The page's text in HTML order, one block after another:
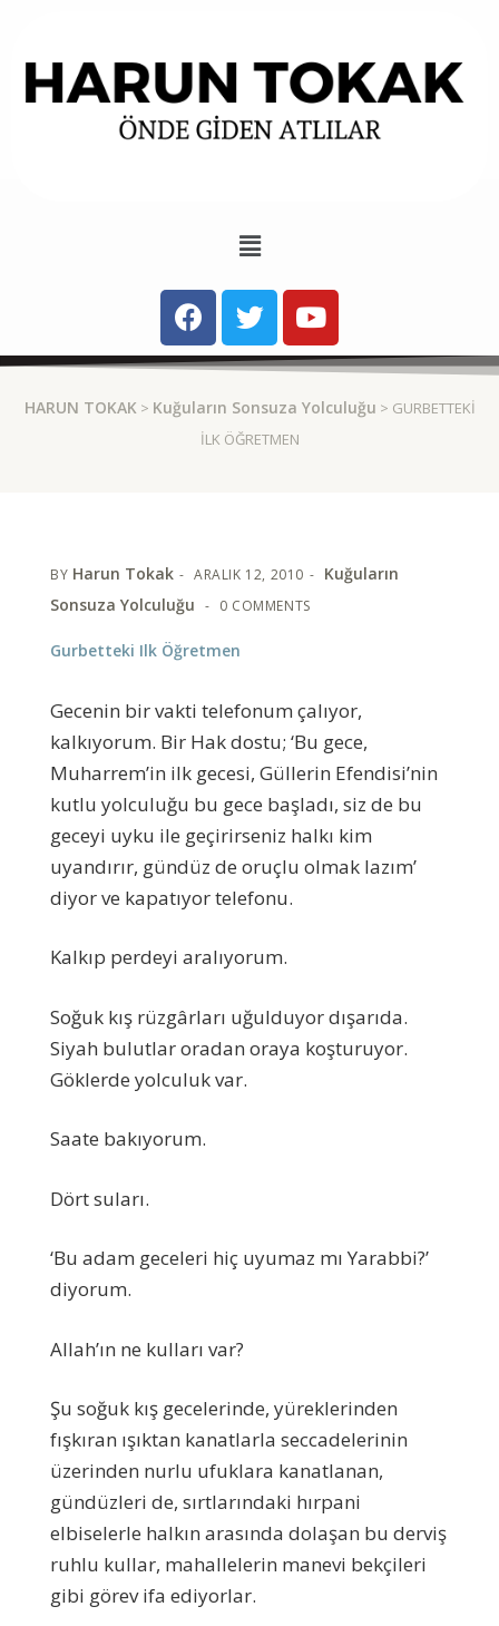
HARUN TOKAK > Kuğuların Sonsuza Yolculuğu > GURBETTEKI
ILK ÖĞRETMEN
BY Harun Tokak ARALIK 12, 2010
Kuğuların
Sonsuza Yolculuğu
0 COMMENTS
Gurbetteki Ilk Öğretmen
Gecenin bir vakti telefonum çalıyor,
kalkıyorum. Bir Hak dostu; ‘Bu gece,
Muharrem’in ilk gecesi, Güllerin Efendisi’nin
kutlu yolculuğu bu gece başladı, siz de bu
geceyi uyku ile geçirirseniz halkı kim
uyandırır, gündüz de oruçlu olmak lazım’
diyor ve kapatıyor telefonu.
Kalkıp perdeyi aralıyorum.
Soğuk kış rüzgârları uğulduyor dışarıda.
Siyah bulutlar oradan oraya koşturuyor.
Göklerde yolculuk var.
Saate bakıyorum.
Dört suları.
‘Bu adam geceleri hiç uyumaz mı Yarabbi?’
diyorum.
Allah’ın ne kulları var?
Şu soğuk kış gecelerinde, yüreklerinden
fışkıran ışıktan kanatlarla seccadelerinin
üzerinden nurlu ufuklara kanatlanan,
gündüzleri de, sırtlarındaki hırpani
elbiselerle halkın arasında dolaşan bu derviş
ruhlu kullar, mahallelerin manevi bekçileri
gibi görev ifa ediyorlar.